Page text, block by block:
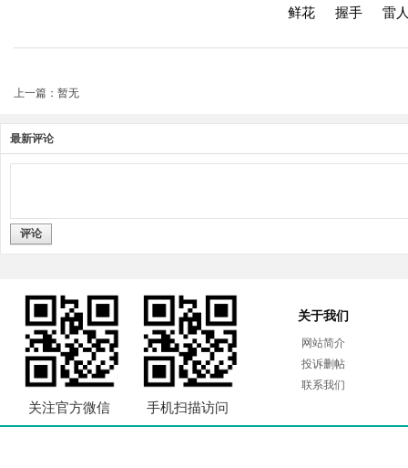
鲜花 握手 雷
上一篇：暂无
最新评论
评论
关注官方微信 手机扫描访问
关于我们
网站简介
投诉删帖
联系我们